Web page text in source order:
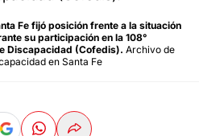
Fe fijó posición frente a la situación
su participación en la 108°
Discapacidad (Cofedis). Archivo de
en Santa Fe